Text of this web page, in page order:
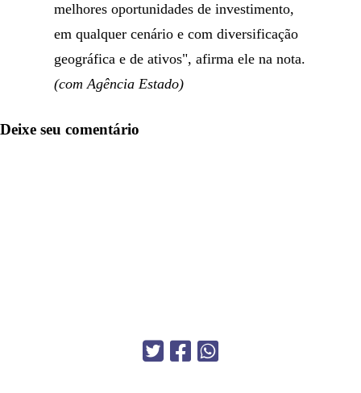
melhores oportunidades de investimento,
em qualquer cenário e com diversificação
geográfica e de ativos", afirma ele na nota.
(com Agência Estado)
Deixe seu comentário